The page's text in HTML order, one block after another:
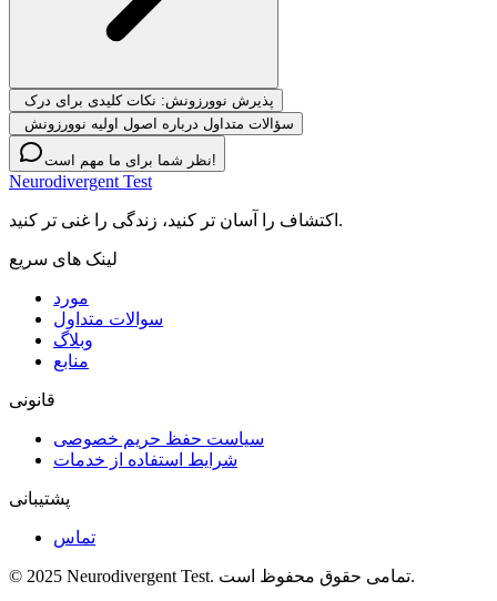
پذیرش نوورزونش: نکات کلیدی برای درک
سؤالات متداول درباره اصول اولیه نوورزونش
نظر شما برای ما مهم است!
Neurodivergent Test
اکتشاف را آسان تر کنید، زندگی را غنی تر کنید.
لینک های سریع
مورد
سوالات متداول
وبلاگ
منابع
قانونی
سیاست حفظ حریم خصوصی
شرایط استفاده از خدمات
پشتیبانی
تماس
© 2025 Neurodivergent Test. تمامی حقوق محفوظ است.